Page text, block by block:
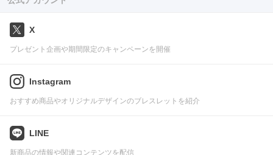
X
プレゼント企画や期間限定のキャンペーンを開催
Instagram
おすすめ商品やオリジナルデザインのブレスレットを紹介
LINE
新商品の情報や関連コンテンツを配信